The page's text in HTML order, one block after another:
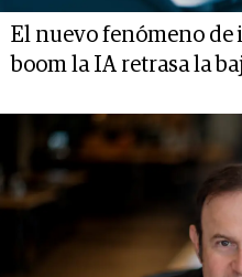
El nuevo fenómeno de
boom la IA retrasa la